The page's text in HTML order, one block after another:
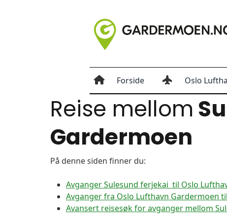
Forside Oslo
Reise mellom
Gardermoen
På denne siden finner du:
Avganger Sulesund ferjekai til Oslo
Avganger fra Oslo Lufthavn Gardermoen
Avansert reisesøk for avganger mellom